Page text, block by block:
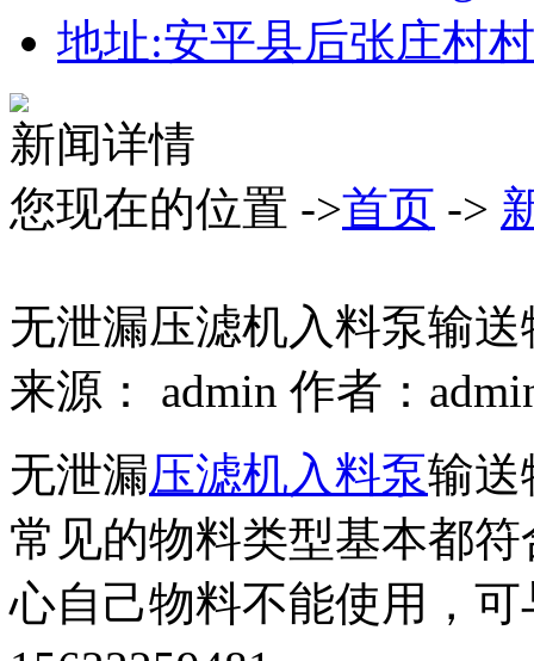
地址:安平县后张庄村
新闻详情
您现在的位置 ->首页 ->
无泄漏压滤机入料泵输
来源： admin 作者：
无泄漏压滤机入料泵输送
常见的物料类型基本都
心自己物料不能使用，